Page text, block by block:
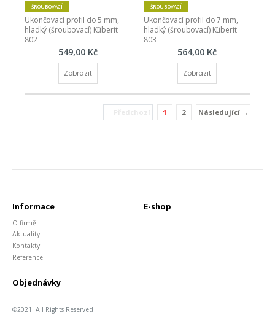
ŠROUBOVACÍ
Ukončovací profil do 5 mm,
hladký (šroubovací) Küberit
802
549,00 Kč
Zobrazit
ŠROUBOVACÍ
Ukončovací profil do 7 mm,
hladký (šroubovací) Küberit
803
564,00 Kč
Zobrazit
1(current)
2 Následující →
Informace
O firmě
Aktuality
Kontakty
Reference
E-shop
Objednávky
©2021. All Rights Reserved